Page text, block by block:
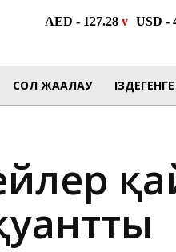
СОЛ ЖАҒАЛАУ